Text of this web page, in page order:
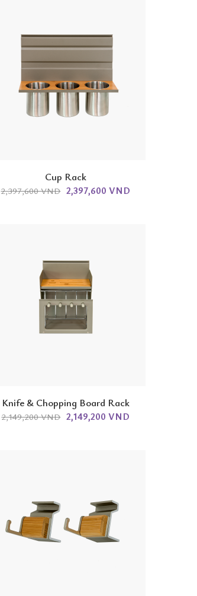
Cup Rack
2,397,600 VND 2,397,600 VND
Knife & Chopping Board Rack
2,149,200 VND 2,149,200 VND